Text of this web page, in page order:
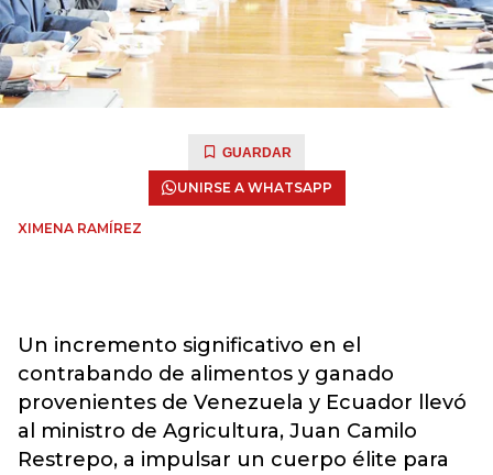
GUARDAR
UNIRSE A WHATSAPP
XIMENA RAMÍREZ
Un incremento significativo en el
contrabando de alimentos y ganado
provenientes de Venezuela y Ecuador llevó
al ministro de Agricultura, Juan Camilo
Restrepo, a impulsar un cuerpo élite para